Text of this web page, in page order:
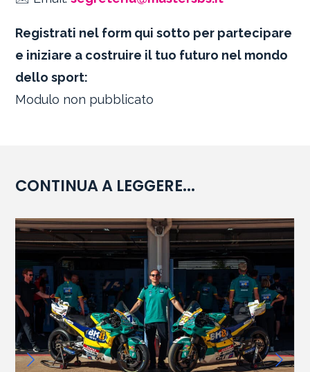
Registrati nel form qui sotto per partecipare
e iniziare a costruire il tuo futuro nel mondo
dello sport:
Modulo non pubblicato
CONTINUA A LEGGERE...